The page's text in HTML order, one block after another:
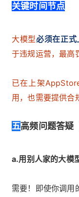
关键时间节点
大模型必须在正
于违规运营，最高
已在上架
用，也需要提供合
五高频问题答疑
a.用别人家的大模
需要！即使你调用